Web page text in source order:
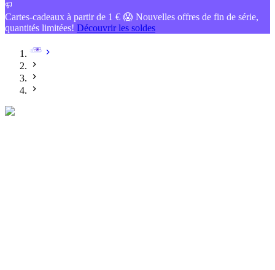
Cartes-cadeaux à partir de 1 € 😱 Nouvelles offres de fin de série,
quantités limitées! Découvrir les soldes